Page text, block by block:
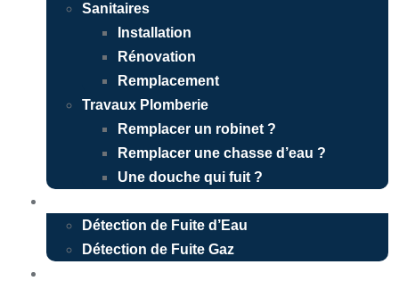
Sanitaires
Installation
Rénovation
Remplacement
Travaux Plomberie
Remplacer un robinet ?
Remplacer une chasse d’eau ?
Une douche qui fuit ?
Détection de Fuite d’Eau
Détection de Fuite Gaz